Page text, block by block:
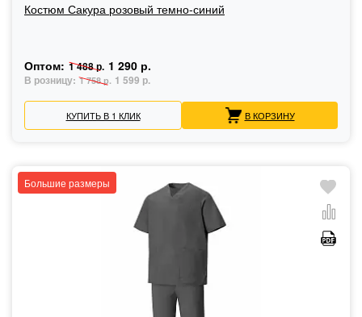
Костюм Сакура розовый темно-синий
Оптом: 1 488 р. 1 290 р.
В розницу: 1 758 р. 1 599 р.
КУПИТЬ В 1 КЛИК В КОРЗИНУ
Большие размеры